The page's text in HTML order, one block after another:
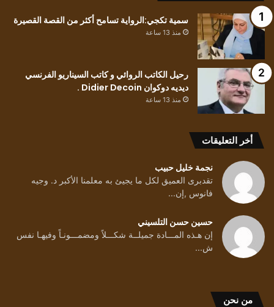
سمية تكجي:الرواية تسامح أكثر من القصة القصيرة
منذ 13 ساعة
رحيل الكاتب الروائي و كاتب السيناريو الفرنسي
ديديه دوكوان Didier Decoin .
منذ 13 ساعة
أخر التعليقات
نجمة خليل حبيب
تقدبرى العميق لكل ما يجيئ به معلمنا الأكبر د. وجيه
فانوس ,إن...
حسين حسن التلسيني
إن هـذه المـــادة جميلــة شكـــلاً ومضمـــونـاً وفيهـا نفس
ش...
من نحن